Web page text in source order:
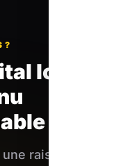
?
local
raison